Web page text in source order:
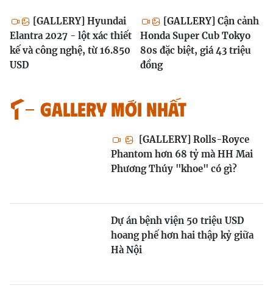
[GALLERY] Hyundai
Elantra 2027 - lột xác thiết
kế và công nghệ, từ 16.850
USD
[GALLERY] Cận cảnh
Honda Super Cub Tokyo
80s đặc biệt, giá 43 triệu
đồng
GALLERY MỚI NHẤT
[GALLERY] Rolls-Royce
Phantom hơn 68 tỷ mà HH Mai
Phương Thúy "khoe" có gì?
Dự án bệnh viện 50 triệu USD
hoang phế hơn hai thập kỷ giữa
Hà Nội